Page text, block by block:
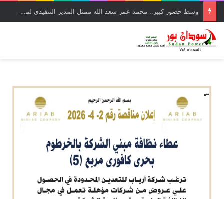
وسط حضور كبير.. محمد عمر سعد الله ممثل المدير التنفيذي لمحلية حلفا الجديدة دشن اليوم امتحانات رخصة مزاولة مهنة التدريس